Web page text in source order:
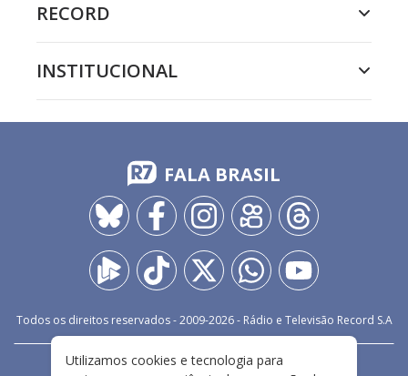
RECORD
INSTITUCIONAL
FALA BRASIL
Todos os direitos reservados - 2009-2026- Rádio e Televisão Record S.A
FALE CONOSCO PRIVACIDADE
Utilizamos cookies e tecnologia para